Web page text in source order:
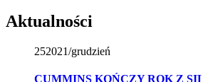
Aktualności
252021/grudzień
CUMMINS KOŃCZY ROK Z